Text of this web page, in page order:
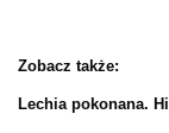
Zobacz także:
Lechia pokonana.